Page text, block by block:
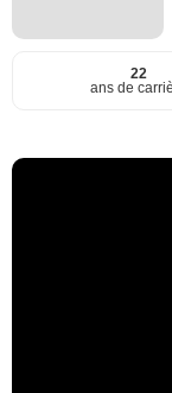
22
ans de